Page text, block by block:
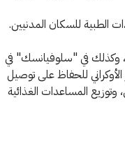
الطبية للسكان المدنيين.
في "سلوفيانسك" في
للحفاظ على توصيل
المساعدات الغذائية